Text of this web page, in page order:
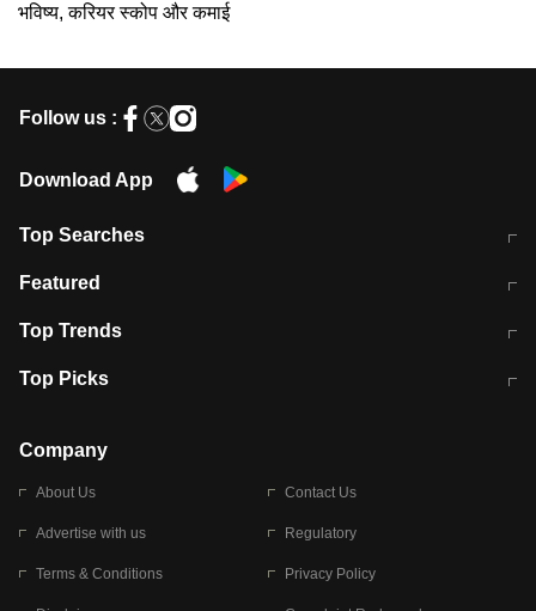
भविष्य, करियर स्कोप और कमाई
Follow us :
Download App
Top Searches
मुंबई में लगे 'जेन जी' के पोस्टर, लिखा- 'मैं
Featured
10 अगस्त को विधानसभा का घेराव करेंगे
Top Trends
RBI का नया नियम: अब बैंकों को अपनी सभी
Top Picks
बारिश की चेतावनी
Company
About Us Contact Us
Advertise with us Regulatory
Terms & Conditions Privacy Policy